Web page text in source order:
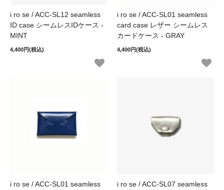
i ro se / ACC-SL12 seamless
ID case シームレスIDケース -
MINT
4,400円(税込)
i ro se / ACC-SL01 seamless
card case レザー シームレス
カードケース - GRAY
4,400円(税込)
i ro se / ACC-SL01 seamless
i ro se / ACC-SL07 seamless